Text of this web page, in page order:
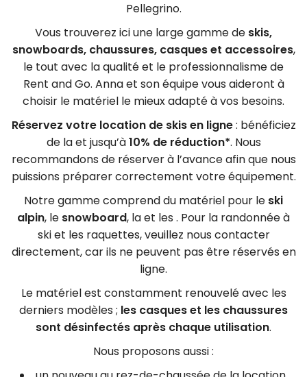
Pellegrino.
Vous trouverez ici une large gamme de skis,
snowboards, chaussures, casques et accessoires,
le tout avec la qualité et le professionnalisme de
Rent and Go. Anna et son équipe vous aideront à
choisir le matériel le mieux adapté à vos besoins.
Réservez votre location de skis en ligne: bénéficiez
de laet jusqu’à10% de réduction*. Nous
recommandons de réserver à l’avance afin que nous
puissions préparer correctement votre équipement.
Notre gamme comprend du matériel pour le ski
alpin, le snowboard, laet les . Pour la randonnée à
ski et les raquettes, veuillez nous contacter
directement, car ils ne peuvent pas être réservés en
ligne.
Le matériel est constamment renouvelé avec les
derniers modèles ; les casques et les chaussures
sont désinfectés après chaque utilisation.
Nous proposons aussi :